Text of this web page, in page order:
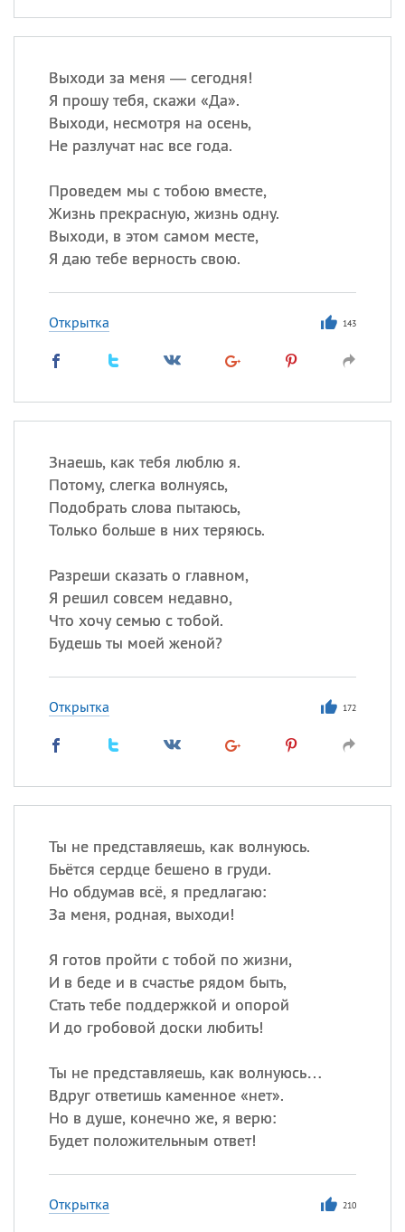
Выходи за меня — сегодня!
Я прошу тебя, скажи «Да».
Выходи, несмотря на осень,
Не разлучат нас все года.
Проведем мы с тобою вместе,
Жизнь прекрасную, жизнь одну.
Выходи, в этом самом месте,
Я даю тебе верность свою.
Открытка 143
Знаешь, как тебя люблю я.
Потому, слегка волнуясь,
Подобрать слова пытаюсь,
Только больше в них теряюсь.
Разреши сказать о главном,
Я решил совсем недавно,
Что хочу семью с тобой.
Будешь ты моей женой?
Открытка 172
Ты не представляешь, как волнуюсь.
Бьётся сердце бешено в груди.
Но обдумав всё, я предлагаю:
За меня, родная, выходи!
Я готов пройти с тобой по жизни,
И в беде и в счастье рядом быть,
Стать тебе поддержкой и опорой
И до гробовой доски любить!
Ты не представляешь, как волнуюсь…
Вдруг ответишь каменное «нет».
Но в душе, конечно же, я верю:
Будет положительным ответ!
Открытка 210